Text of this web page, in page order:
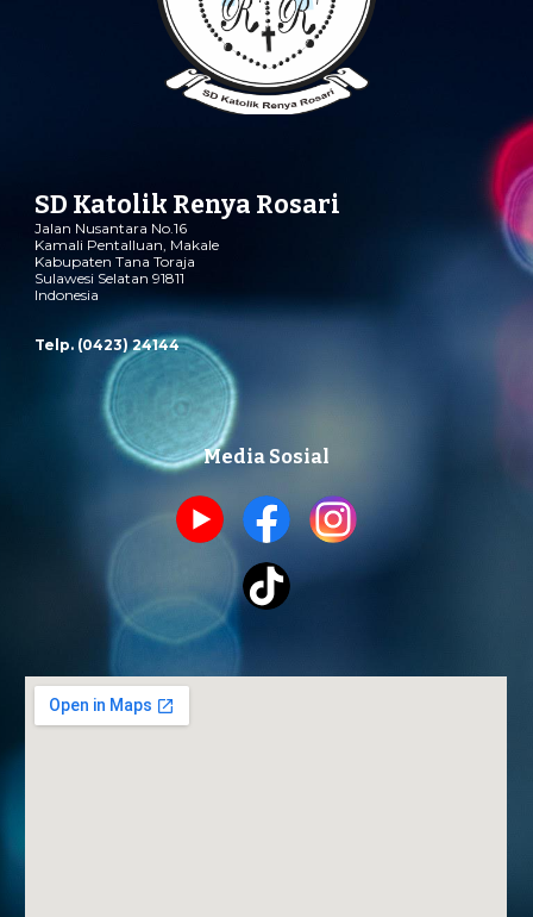
SD Katolik Renya Rosari
Jalan Nusantara No.16
Kamali Pentalluan, Makale
Kabupaten Tana Toraja
Sulawesi Selatan 91811
Indonesia
Telp. (0423) 24144
Media Sosial